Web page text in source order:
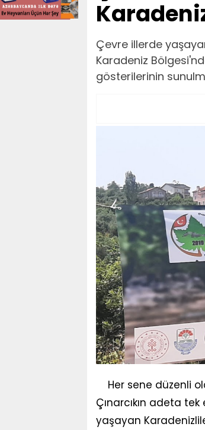
Çevre illerde
Karadeniz
gösterilerinin
Her sene düzenli
Çınarcıkın adeta
yaşayan